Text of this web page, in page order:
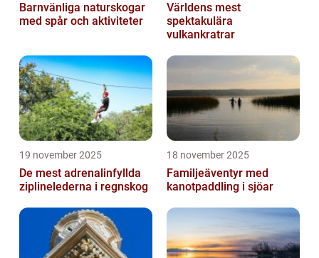
Barnvänliga naturskogar
med spår och aktiviteter
Världens mest
spektakulära
vulkankratrar
19 november 2025
De mest adrenalinfyllda
ziplinelederna i regnskog
18 november 2025
Familjeäventyr med
kanotpaddling i sjöar